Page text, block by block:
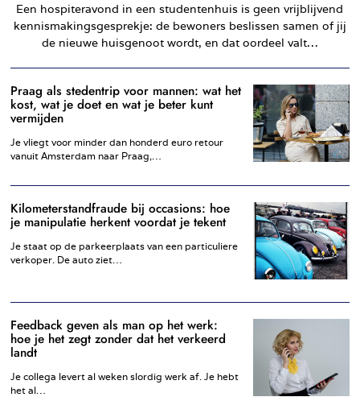
Een hospiteravond in een studentenhuis is geen vrijblijvend
kennismakingsgesprekje: de bewoners beslissen samen of jij
de nieuwe huisgenoot wordt, en dat oordeel valt…
Praag als stedentrip voor mannen: wat het
kost, wat je doet en wat je beter kunt
vermijden
Je vliegt voor minder dan honderd euro retour
vanuit Amsterdam naar Praag,…
Kilometerstandfraude bij occasions: hoe
je manipulatie herkent voordat je tekent
Je staat op de parkeerplaats van een particuliere
verkoper. De auto ziet…
Feedback geven als man op het werk:
hoe je het zegt zonder dat het verkeerd
landt
Je collega levert al weken slordig werk af. Je hebt
het al…